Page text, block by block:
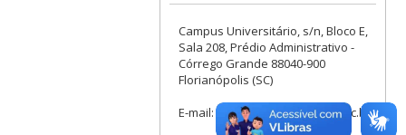
Campus Universitário, s/n, Bloco E,
Sala 208, Prédio Administrativo -
Córrego Grande 88040-900
Florianópolis (SC)
E-mail: mp.ppgfmc@contato.ufsc.br